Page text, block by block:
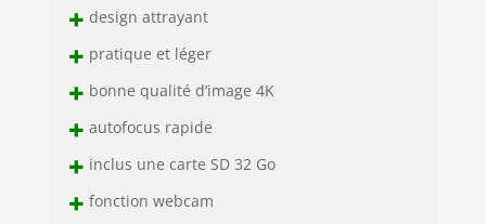
les enfants,
débutateurs en
+ design attrayant
+ pratique et léger
+ bonne qualité d’image 4K
+ autofocus rapide
+ inclus une carte SD 32 Go
+ fonction webcam